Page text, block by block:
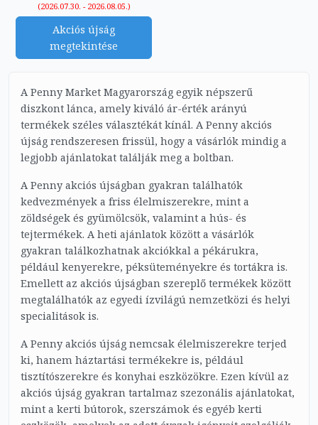
(2026.07.30. - 2026.08.05.)
Akciós újság
megtekintése
A Penny Market Magyarország egyik népszerű
diszkont lánca, amely kiváló ár-érték arányú
termékek széles választékát kínál. A Penny akciós
újság rendszeresen frissül, hogy a vásárlók mindig a
legjobb ajánlatokat találják meg a boltban.
A Penny akciós újságban gyakran találhatók
kedvezmények a friss élelmiszerekre, mint a
zöldségek és gyümölcsök, valamint a hús- és
tejtermékek. A heti ajánlatok között a vásárlók
gyakran találkozhatnak akciókkal a pékárukra,
például kenyerekre, péksüteményekre és tortákra is.
Emellett az akciós újságban szereplő termékek között
megtalálhatók az egyedi ízvilágú nemzetközi és helyi
specialitások is.
A Penny akciós újság nemcsak élelmiszerekre terjed
ki, hanem háztartási termékekre is, például
tisztítószerekre és konyhai eszközökre. Ezen kívül az
akciós újság gyakran tartalmaz szezonális ajánlatokat,
mint a kerti bútorok, szerszámok és egyéb kerti